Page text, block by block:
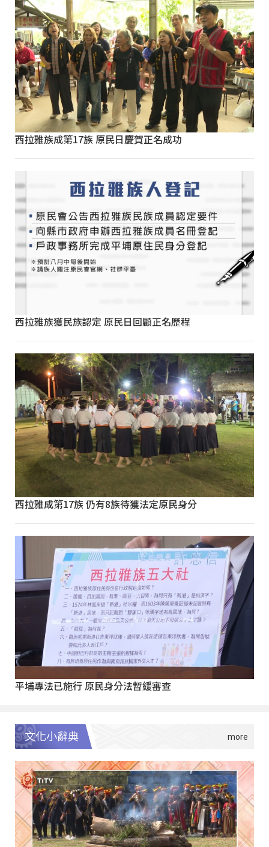
西拉雅族成第17族 原民日慶賀正名成功
西拉雅族獲民族認定 原民日回顧正名歷程
西拉雅成第17族 仍有8族待獲法定原民身分
平埔專法已施行 原民身分法暫緩審查
文化小辭典